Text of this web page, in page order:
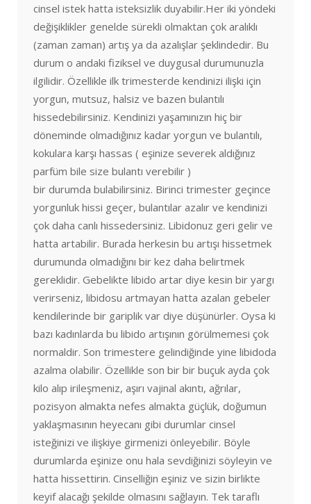
cinsel istek hatta isteksizlik duyabilir.Her iki yöndeki
değişiklikler genelde sürekli olmaktan çok aralıklı
(zaman zaman) artış ya da azalışlar şeklindedir. Bu
durum o andaki fiziksel ve duygusal durumunuzla
ilgilidir. Özellikle ilk trimesterde kendinizi ilişki için
yorgun, mutsuz, halsiz ve bazen bulantılı
hissedebilirsiniz. Kendinizi yaşamınızın hiç bir
döneminde olmadığınız kadar yorgun ve bulantılı,
kokulara karşı hassas ( eşinize severek aldığınız
parfüm bile size bulantı verebilir )
bir durumda bulabilirsiniz. Birinci trimester geçince
yorgunluk hissi geçer, bulantılar azalır ve kendinizi
çok daha canlı hissedersiniz. Libidonuz geri gelir ve
hatta artabilir. Burada herkesin bu artışı hissetmek
durumunda olmadığını bir kez daha belirtmek
gereklidir. Gebelikte libido artar diye kesin bir yargı
verirseniz, libidosu artmayan hatta azalan gebeler
kendilerinde bir gariplik var diye düşünürler. Oysa ki
bazı kadınlarda bu libido artışının görülmemesi çok
normaldir. Son trimestere gelindiğinde yine libidoda
azalma olabilir. Özellikle son bir bir buçuk ayda çok
kilo alıp irileşmeniz, aşırı vajinal akıntı, ağrılar,
pozisyon almakta nefes almakta güçlük, doğumun
yaklaşmasının heyecanı gibi durumlar cinsel
isteğinizi ve ilişkiye girmenizi önleyebilir. Böyle
durumlarda eşinize onu hala sevdiğinizi söyleyin ve
hatta hissettirin. Cinselliğin eşiniz ve sizin birlikte
keyif alacağı şekilde olmasını sağlayın. Tek taraflı